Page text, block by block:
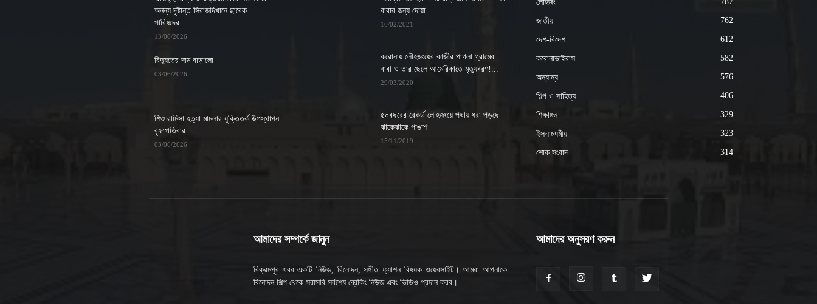
অনন্য দৃষ্টান্ত সিরাজদিখানে ছাবেক
পারিষদের...
13/06/2026
বিদ্যুতের দাম বাড়ালো
03/06/2026
শিশু রামিসা হত্যা মামলার যুক্তিতর্ক উপস্থাপন
বৃহস্পতিবার
03/06/2026
বাবার জন্য দোয়া
16/02/2021
করোনায় লৌহজংয়ের কাজীর পাগলা গ্রামের
বাবা ও তার ছেলে আমেরিকাতে মৃত্যুবরণ!...
29/03/2020
৫০বছরের রেকর্ড লৌহজংয়ে পদ্মায় ধরা পড়ছে
ঝাকেঝাকে পাঙাশ
15/11/2019
লৌহজং
জাতীয় 762
দেশ-বিদেশ 612
করোনাভাইরাস 582
অন্যান্য 576
শিল্প ও সাহিত্য 406
শিক্ষাঙ্গন 329
ইসলামধর্মীয় 323
শোক সংবাদ 314
আমাদের সম্পর্কে জানুন
বিক্রমপুর খবর একটি নিউজ, বিনোদন, সঙ্গীত ফ্যাশন বিষয়ক ওয়েবসাইট। আমরা আপনাকে
বিনোদন শিল্প থেকে সরাসরি সর্বশেষ ব্রেকিং নিউজ এবং ভিডিও প্রদান করব।
আমাদের অনুসরণ করুন